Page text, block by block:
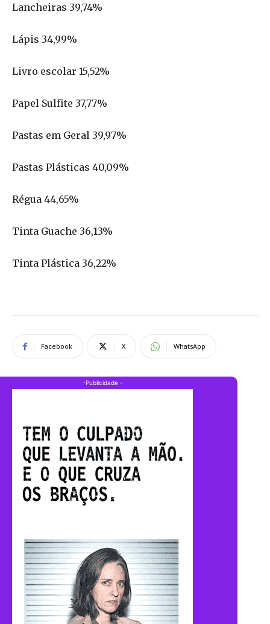
Lancheiras 39,74%
Lápis 34,99%
Livro escolar 15,52%
Papel Sulfite 37,77%
Pastas em Geral 39,97%
Pastas Plásticas 40,09%
Régua 44,65%
Tinta Guache 36,13%
Tinta Plástica 36,22%
Facebook X WhatsApp
-Publicidade -